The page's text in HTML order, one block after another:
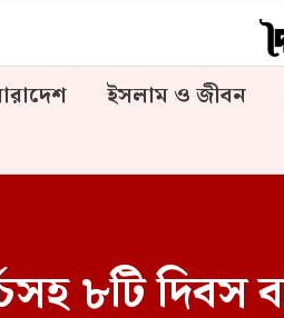
ইসলাম ও জীবন
৮টি দিবস